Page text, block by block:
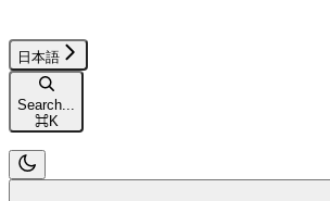
日本語
Search...
⌘K